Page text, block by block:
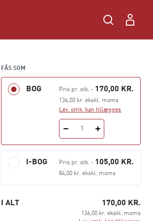
FÅS SOM
BOG Pris pr. stk. - 170,00 KR.
136,00 kr. ekskl. moms
Lev. omk. kan tillægges
1
I-BOG Pris pr. stk. - 105,00 KR.
84,00 kr. ekskl. moms
I ALT 170,00 KR.
136,00 kr. ekskl. moms